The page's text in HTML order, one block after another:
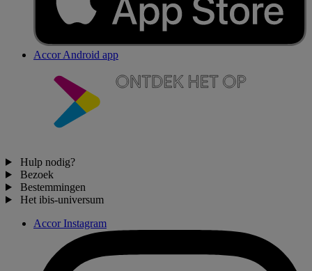
Accor Android app
Hulp nodig?
Bezoek
Bestemmingen
Het ibis-universum
Accor Instagram